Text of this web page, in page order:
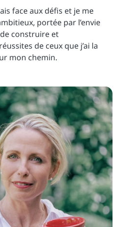
face aux défis et je me
portée par l’envie
construire et
de ceux que j’ai la
mon chemin.